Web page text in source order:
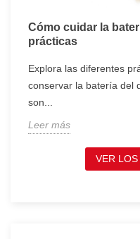
Cómo cuidar la
prácticas
Explora las diferentes
conservar la batería del
son...
Leer más
VER